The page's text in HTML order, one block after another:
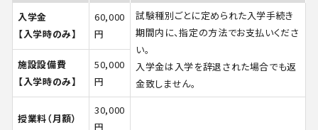
受験生の方へ
在学生・保護者の方へ
アクセス
入学金
【入学時のみ】
60,000
円
試験種別ごとに定められた入学手続き
期間内に、指定の方法でお支払いくださ
い。
入学金は入学を辞退された場合でも返
金致しません。
施設設備費
【入学時のみ】
50,000
円
授業料（月額）
30,000
円